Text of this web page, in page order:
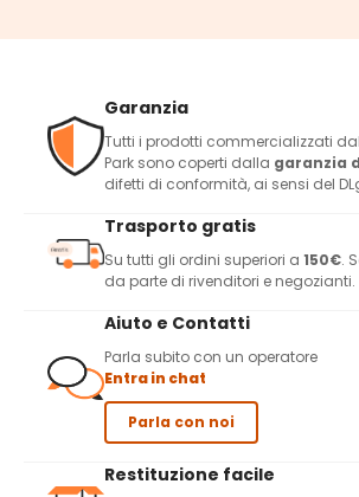
Garanzia
Tutti i prodotti commercializzati
Park sono coperti dalla garanzia
difetti di conformità, ai sensi del
Trasporto gratis
Su tutti gli ordini superiori a 150€.
da parte di rivenditori e negozianti.
Aiuto e Contatti
Parla subito con un operatore
Entra in chat
Parla con noi
Restituzione facile